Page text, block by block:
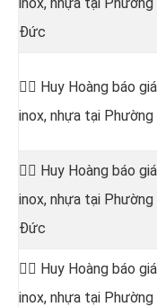
Đức
👷‍♂️ Huy Hoàng báo
inox, nhựa tại
👷‍♂️ Huy Hoàng báo
inox, nhựa tại Phường
Đức
👷‍♂️ Huy Hoàng báo
inox, nhựa tại